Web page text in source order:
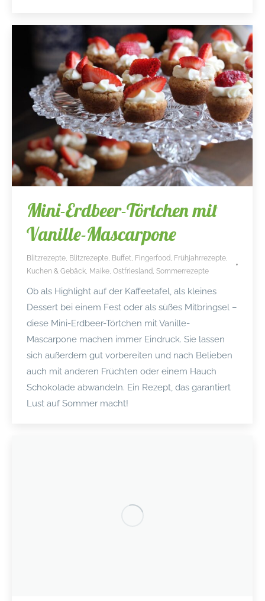
Mini-Erdbeer-Törtchen mit
Vanille-Mascarpone
Blitzrezepte Blitzrezepte Buffet Fingerfood Frühjahrrezepte
Kuchen & Gebäck Maike Ostfriesland Sommerrezepte
Ob als Highlight auf der Kaffeetafel, als kleines
Dessert bei einem Fest oder als süßes Mitbringsel –
diese Mini-Erdbeer-Törtchen mit Vanille-
Mascarpone machen immer Eindruck. Sie lassen
sich außerdem gut vorbereiten und nach Belieben
auch mit anderen Früchten oder einem Hauch
Schokolade abwandeln. Ein Rezept, das garantiert
Lust auf Sommer macht!